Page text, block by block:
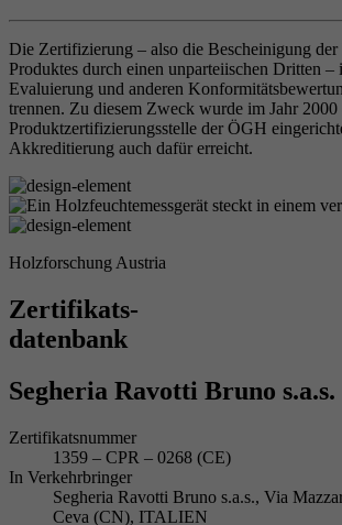
Die Zertifizierung – also die Bescheinigung
Produktes durch einen unparteiischen Dritten –
Evaluierung und anderen
trennen. Zu diesem Zweck wurde im Jahr 2000
Produktzertifizierungsstelle der ÖGH
Akkreditierung auch dafür erreicht.
Holzforschung Austria
Zertifikats-
datenbank
Segheria Ravotti Bruno s.a.s.
Zertifikatsnummer
1359 – CPR – 0268 (CE)
In Verkehrbringer
Segheria Ravotti Bruno s.a.s., Via
Ceva (CN), ITALIEN